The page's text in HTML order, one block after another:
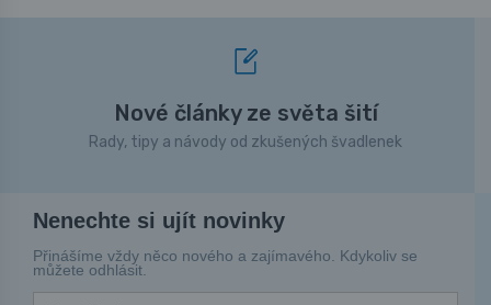
Nové články ze světa šití
Rady, tipy a návody od zkušených švadlenek
Nenechte si ujít novinky
Přinášíme vždy něco nového a zajímavého. Kdykoliv se
můžete odhlásit.